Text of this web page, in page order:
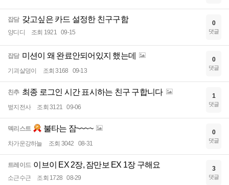
잡담 갖고싶은 카드 설정한 친구구함
양디디 조회 1921 09-15
0
댓글
잡담 미션이 왜 완료안되어있지 했는데
기괴살덩이 조회 3168 09-13
0
댓글
친추 최종 로그인 시간 표시하는 친구 구합니다
벞지전사 조회 3121 09-06
1
댓글
덱리스트 불타는 잠~~~~
차가운강하늘 조회 3042 08-31
0
댓글
트레이드 이브이 EX 2장, 잠만보 EX 1장 구해요
소근수근 조회 1728 08-29
3
댓글